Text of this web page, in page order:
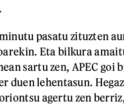
pasatu zituzten
Eta bilkura
sartu zen, APEC goi
duen lehentasun.
agertu zen